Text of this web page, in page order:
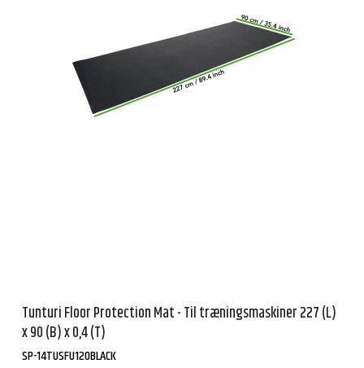
Tunturi Floor Protection Mat - Til træningsmaskiner 227 (L)
x 90 (B) x 0,4 (T)
SP-14TUSFU120BLACK